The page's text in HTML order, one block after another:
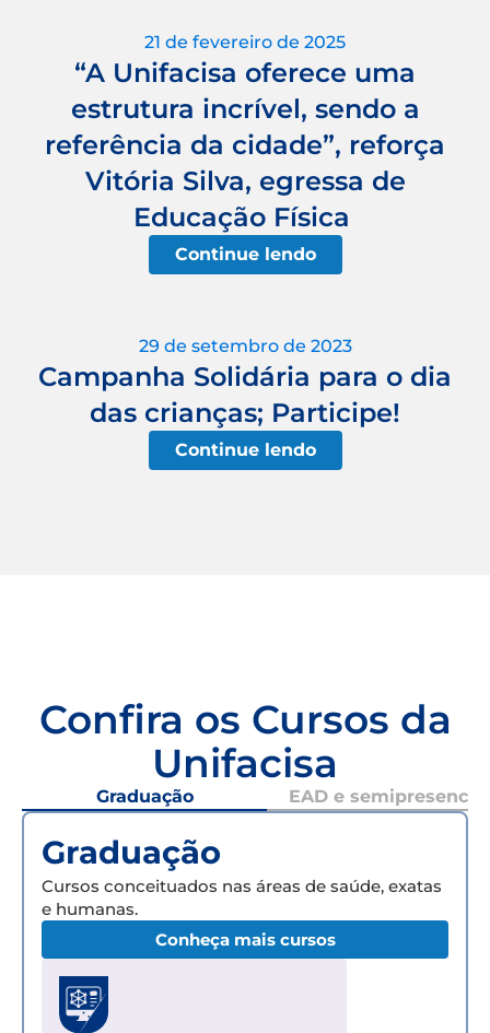
21 de fevereiro de 2025
“A Unifacisa oferece uma
estrutura incrível, sendo a
referência da cidade”, reforça
Vitória Silva, egressa de
Educação Física
Continue lendo
29 de setembro de 2023
Campanha Solidária para o dia
das crianças; Participe!
Continue lendo
Confira os Cursos da
Unifacisa
Graduação EAD e semipresencial
Graduação
Cursos conceituados nas áreas de saúde, exatas
e humanas.
Conheça mais cursos